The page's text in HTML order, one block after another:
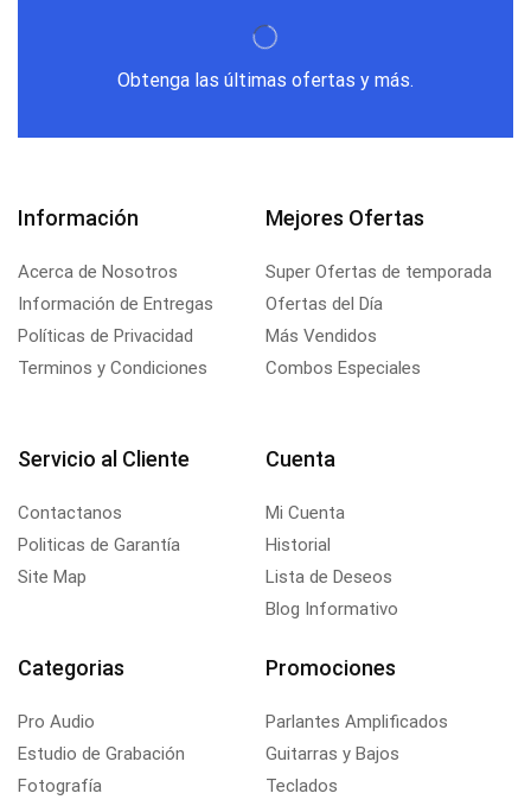
Obtenga las últimas ofertas y más.
Información
Acerca de Nosotros
Información de Entregas
Políticas de Privacidad
Terminos y Condiciones
Mejores Ofertas
Super Ofertas de temporada
Ofertas del Día
Más Vendidos
Combos Especiales
Servicio al Cliente
Contactanos
Politicas de Garantía
Site Map
Cuenta
Mi Cuenta
Historial
Lista de Deseos
Blog Informativo
Categorias
Pro Audio
Estudio de Grabación
Fotografía
Promociones
Parlantes Amplificados
Guitarras y Bajos
Teclados